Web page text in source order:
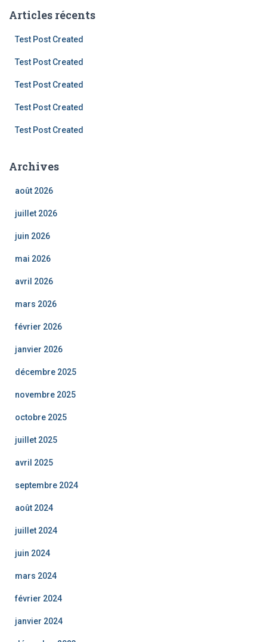
Articles récents
Test Post Created
Test Post Created
Test Post Created
Test Post Created
Test Post Created
Archives
août 2026
juillet 2026
juin 2026
mai 2026
avril 2026
mars 2026
février 2026
janvier 2026
décembre 2025
novembre 2025
octobre 2025
juillet 2025
avril 2025
septembre 2024
août 2024
juillet 2024
juin 2024
mars 2024
février 2024
janvier 2024